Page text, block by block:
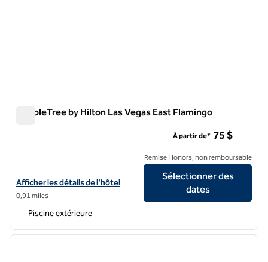
DoubleTree by Hilton Las Vegas East Flamingo
Afficher les détails de l'hôtel DoubleTree by Hilton Las Vegas East
Afficher les détails de l'hôtel
0,91 miles
À partir de* 75 $
Remise Honors, non remboursable
Sélectionner des
dates
Piscine extérieure
1 sur 12